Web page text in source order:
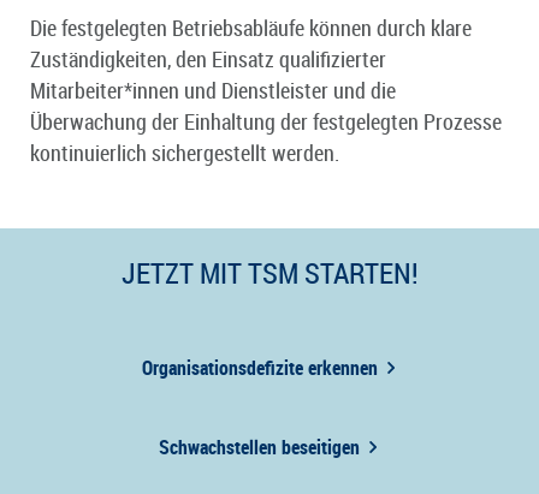
Die festgelegten Betriebsabläufe können durch klare
Zuständigkeiten, den Einsatz qualifizierter
Mitarbeiter*innen und Dienstleister und die
Überwachung der Einhaltung der festgelegten Prozesse
kontinuierlich sichergestellt werden.
JETZT MIT TSM STARTEN!
Organisationsdefizite erkennen
Schwachstellen beseitigen